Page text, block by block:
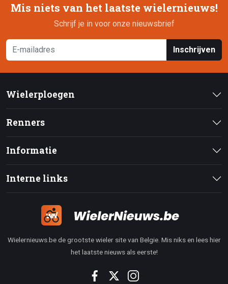
Mis niets van het laatste wielernieuws!
Schrijf je in voor onze nieuwsbrief
Inschrijven
Wielerploegen
Renners
Informatie
Interne links
Wielernieuws.be de grootste wieler site van Belgie. Mis niks en lees hier
het laatste nieuws als eerste!